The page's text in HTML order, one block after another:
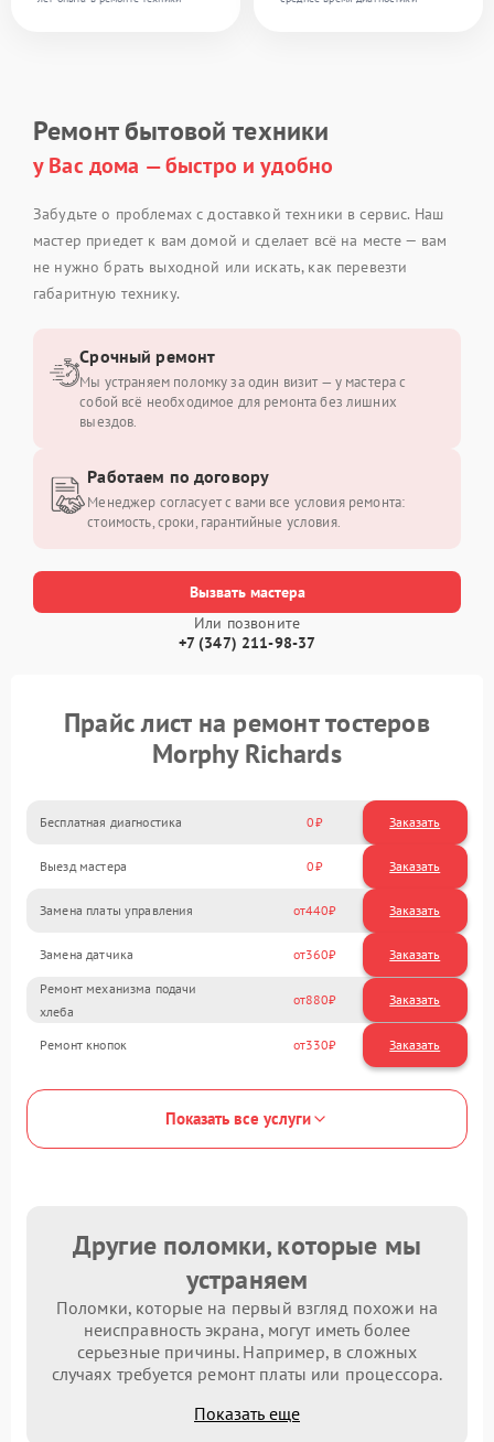
Ремонт бытовой техники
у Вас дома — быстро и удобно
Забудьте о проблемах с доставкой техники в сервис. Наш
мастер приедет к вам домой и сделает всё на месте — вам
не нужно брать выходной или искать, как перевезти
габаритную технику.
Вызвать мастера
Или позвоните
+7 (347) 211-98-37
Срочный ремонт
Мы устраняем поломку за один визит — у мастера с
собой всё необходимое для ремонта без лишних
выездов.
Работаем по договору
Менеджер согласует с вами все условия ремонта:
стоимость, сроки, гарантийные условия.
Прайс лист на ремонт тостеров
Morphy Richards
Бесплатная диагностика 0 Заказать
Выезд мастера 0 Заказать
Замена платы управления 440
Замена датчика 360
Ремонт механизма подачи
хлеба
880
Ремонт кнопок 330
Показать все услуги
Другие поломки, которые мы
устраняем
Поломки, которые на первый взгляд похожи на
неисправность экрана, могут иметь более
серьезные причины. Например, в сложных
случаях требуется ремонт платы или процессора.
Показать еще